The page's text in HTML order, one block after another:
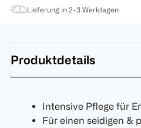
Lieferung in 2-3 Werktagen
Produktdetails
Intensive Pflege für
Für einen seidigen &